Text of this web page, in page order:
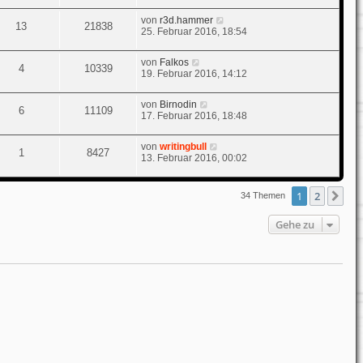
13 21838 vonr3d.hammer
25. Februar 2016, 18:54
4 10339 von Falkos
19. Februar 2016, 14:12
6 11109 von Birnodin
17. Februar 2016, 18:48
1 8427 vonwritingbull
13. Februar 2016, 00:02
34 Themen 1 2
Gehe zu